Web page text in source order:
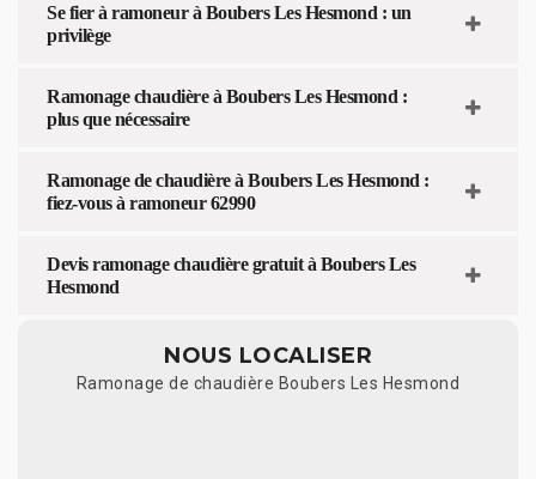
Se fier à ramoneur à Boubers Les Hesmond : un
privilège
Ramonage chaudière à Boubers Les Hesmond :
plus que nécessaire
Ramonage de chaudière à Boubers Les Hesmond :
fiez-vous à ramoneur 62990
Devis ramonage chaudière gratuit à Boubers Les
Hesmond
NOUS LOCALISER
Ramonage de chaudière Boubers Les Hesmond